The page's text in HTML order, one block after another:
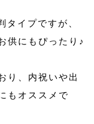
イプですが、
供にもぴったり♪
り、内祝いや出
もオススメで